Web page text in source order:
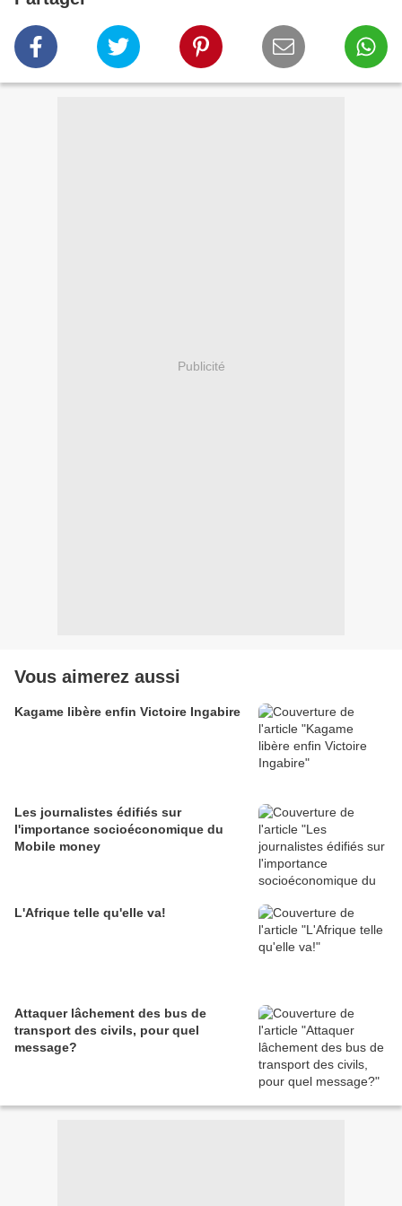
Publicité
Vous aimerez aussi
Kagame libère enfin Victoire Ingabire
Les journalistes édifiés sur
l'importance socioéconomique du
Mobile money
L'Afrique telle qu'elle va!
Attaquer lâchement des bus de
transport des civils, pour quel
message?